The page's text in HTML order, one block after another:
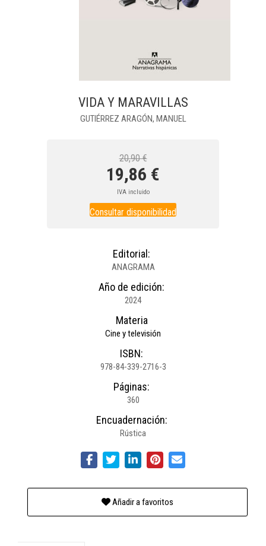
VIDA Y MARAVILLAS
GUTIÉRREZ ARAGÓN, MANUEL
20,90 €
19,86 €
IVA incluido
Consultar disponibilidad
Editorial:
ANAGRAMA
Año de edición:
2024
Materia
Cine y televisión
ISBN:
978-84-339-2716-3
Páginas:
360
Encuadernación:
Rústica
Añadir a favoritos